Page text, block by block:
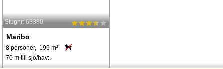
Stugnr: 63380
Maribo
8 personer, 196 m²
70 m till sjö/hav:.